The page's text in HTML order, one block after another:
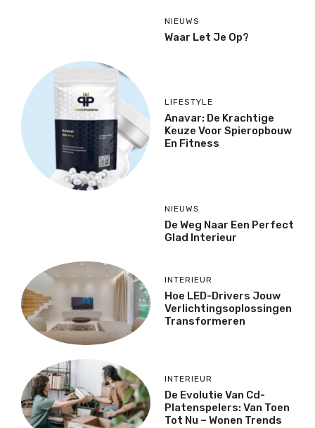
NIEUWS
Waar Let Je Op?
LIFESTYLE
Anavar: De Krachtige
Keuze Voor Spieropbouw
En Fitness
NIEUWS
De Weg Naar Een Perfect
Glad Interieur
INTERIEUR
Hoe LED-Drivers Jouw
Verlichtingsoplossingen
Transformeren
INTERIEUR
De Evolutie Van Cd-
Platenspelers: Van Toen
Tot Nu – Wonen Trends